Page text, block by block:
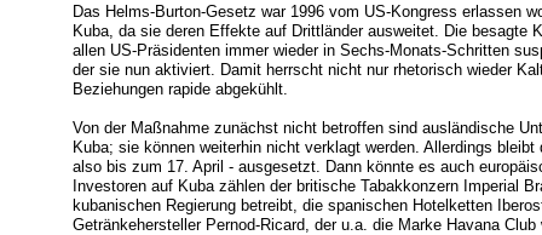
Das Helms-Burton-Gesetz war 1996 vom US-Kongress erlassen
Kuba, da sie deren Effekte auf Drittländer ausweitet. Die besagte
allen US-Präsidenten immer wieder in Sechs-Monats-Schritten
der sie nun aktiviert. Damit herrscht nicht nur rhetorisch wieder
Beziehungen rapide abgekühlt.
Von der Maßnahme zunächst nicht betroffen sind ausländische
Kuba; sie können weiterhin nicht verklagt werden. Allerdings
also bis zum 17. April - ausgesetzt. Dann könnte es auch
Investoren auf Kuba zählen der britische Tabakkonzern Imperial
kubanischen Regierung betreibt, die spanischen Hotelketten
Getränkehersteller Pernod-Ricard, der u.a. die Marke Havana